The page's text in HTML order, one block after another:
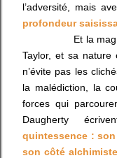
l’adversité, mais
profondeur
Et la
Taylor, et sa nature
n’évite pas les
la malédiction, la
forces qui
Daugherty
quintessence :
son côté